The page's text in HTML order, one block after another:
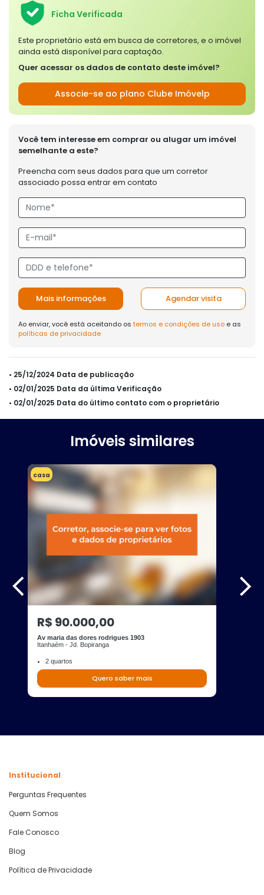
Ficha Verificada
Este proprietário está em busca de corretores, e o imóvel
ainda está disponível para captação.
Quer acessar os dados de contato deste imóvel?
Associe-se ao plano Clube Imóvelp
Você tem interesse em comprar ou alugar um imóvel
semelhante a este?
Preencha com seus dados para que um corretor
associado possa entrar em contato
Mais informações Agendar visita
Ao enviar, você está aceitando os termos e condições de uso e as
políticas de privacidade
• 25/12/2024 Data de publicação
• 02/01/2025 Data da última Verificação
• 02/01/2025 Data do último contato com o proprietário
Imóveis similares
casa
R$ 90.000,00
Av maria das dores rodrigues 1903
Itanhaém - Jd. Bopiranga
2 quartos
Quero saber mais
Institucional
Perguntas Frequentes
Quem Somos
Fale Conosco
Blog
Política de Privacidade